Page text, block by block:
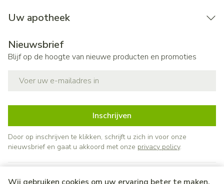
Uw apotheek
Nieuwsbrief
Blijf op de hoogte van nieuwe producten en promoties
Inschrijven
Door op inschrijven te klikken, schrijft u zich in voor onze
nieuwsbrief en gaat u akkoord met onze privacy policy.